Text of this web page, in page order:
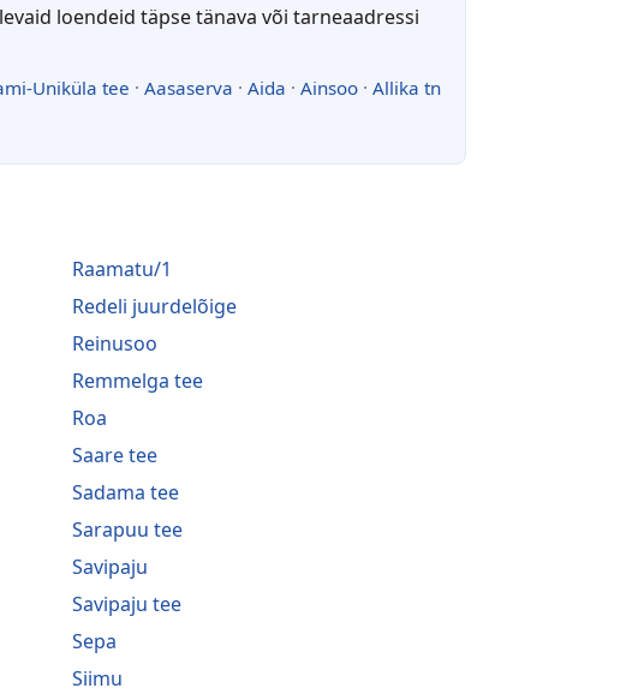
loendeid täpse tänava või tarneaadressi
Uniküla tee · Aasaserva · Aida · Ainsoo · Allika tn
Raamatu/1
Redeli juurdelõige
Reinusoo
Remmelga tee
Roa
Saare tee
Sadama tee
Sarapuu tee
Savipaju
Savipaju tee
Sepa
Siimu